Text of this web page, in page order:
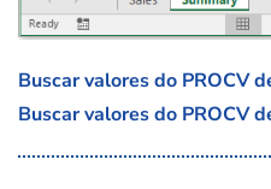
Buscar valores do PROCV
Buscar valores do PROCV